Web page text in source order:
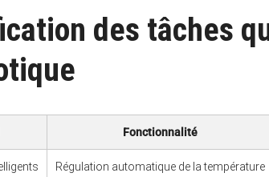
des tâches
Fonctionnalité
Régulation automatique de la température